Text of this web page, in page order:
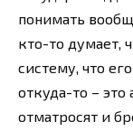
понимать
кто-то думает,
систему, что
откуда-то – это
отматросят и